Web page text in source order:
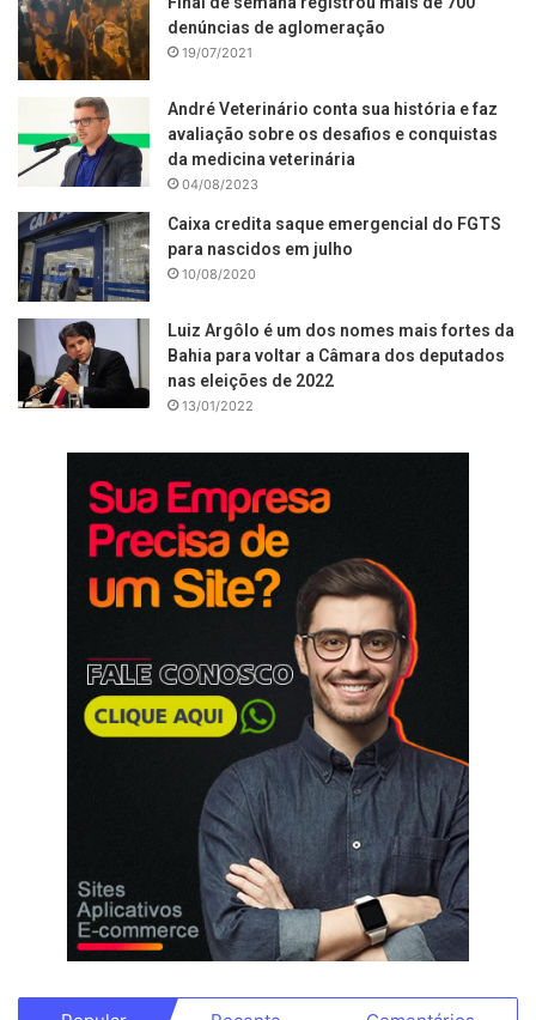
denúncias de aglomeração
19/07/2021
André Veterinário conta sua história e faz
avaliação sobre os desafios e conquistas
da medicina veterinária
04/08/2023
Caixa credita saque emergencial do FGTS
para nascidos em julho
10/08/2020
Luiz Argôlo é um dos nomes mais fortes da
Bahia para voltar a Câmara dos deputados
nas eleições de 2022
13/01/2022